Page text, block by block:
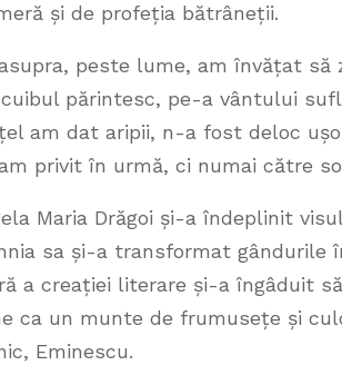
și de profeția bătrâneții.
peste lume, am învățat să
cuibul părintesc, pe-a vântului
am dat aripii, n-a fost deloc
privit în urmă, ci numai către
Maria Drăgoi și-a îndeplinit
sa și-a transformat gândurile
a creației literare și-a îngâduit
ca un munte de frumusețe și
Eminescu.